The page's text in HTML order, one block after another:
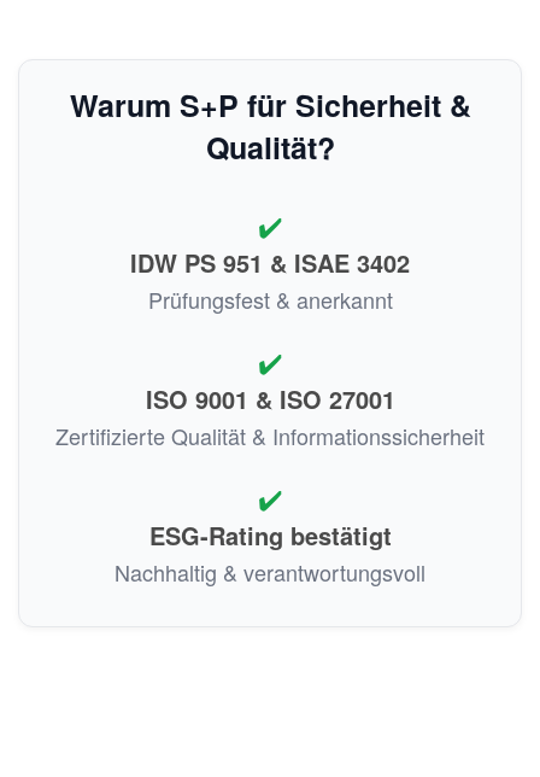
Warum S+P für Sicherheit &
Qualität?
✔️
IDW PS 951 & ISAE 3402
Prüfungsfest & anerkannt
✔️
ISO 9001 & ISO 27001
Zertifizierte Qualität & Informationssicherheit
✔️
ESG-Rating bestätigt
Nachhaltig & verantwortungsvoll